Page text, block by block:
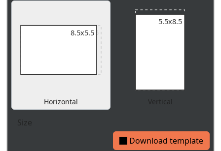
9x5.5
8.5x5.5
Horizontal
5.5x9
5.5x8.5
Vertical
Size
Download template